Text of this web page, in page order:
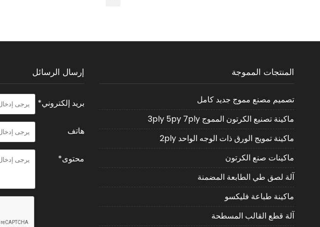
المنتجات المموجة
تصميم مصنع مموج جديد كامل
ماكينة تصنيع الكرتون المموج 3ply 5py 7ply
ماكينة تمويج الورق ذات الوجه الواحد 2ply
ماكينات صنع الكرتون
آلة لصق طي الطابعة المضمنة
ماكينة طباعة فليكسو
آلة قطع القالب المسطحة
إرسال الرسائل
بريد إلكتروني*
هاتف
محتوى*